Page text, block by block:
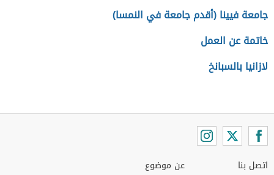
جامعة فيينا (أقدم جامعة في النمسا)
خاتمة عن العمل
لازانيا بالسبانخ
اتصل بنا
عن موضوع